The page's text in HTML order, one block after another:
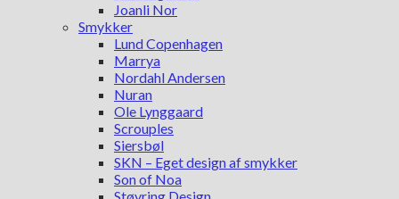
Joanli Nor
Smykker
Lund Copenhagen
Marrya
Nordahl Andersen
Nuran
Ole Lynggaard
Scrouples
Siersbøl
SKN – Eget design af smykker
Son of Noa